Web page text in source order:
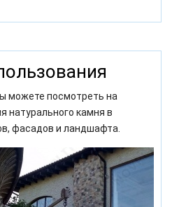
можете посмотреть на
натурального камня в
фасадов и ландшафта.